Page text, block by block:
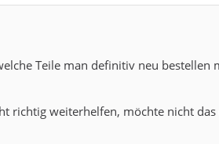
Teile man definitiv neu
weiterhelfen, möchte nicht